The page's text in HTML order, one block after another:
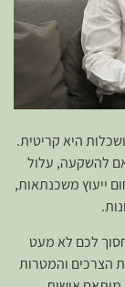
היא קריטית.
להשקעה, עלול
ייעוץ משכנתאות,
לכם לא מעט
הצרכים והמטרות